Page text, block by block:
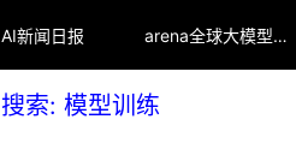
AI新闻日报 arena全球大模型排行榜
搜索: 模型训练